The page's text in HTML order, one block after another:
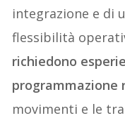
integrazione e di
flessibilità
richiedono
programmazione
movimenti e le